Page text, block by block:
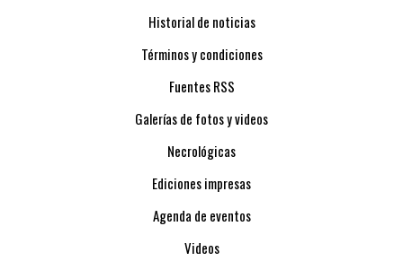
Historial de noticias
Términos y condiciones
Fuentes RSS
Galerías de fotos y videos
Necrológicas
Ediciones impresas
Agenda de eventos
Videos